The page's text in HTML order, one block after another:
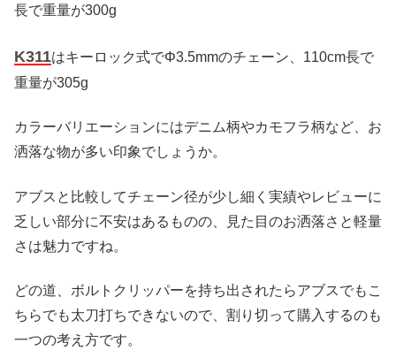
長で重量が300g
K311はキーロック式でΦ3.5mmのチェーン、110cm長で
重量が305g
カラーバリエーションにはデニム柄やカモフラ柄など、お
洒落な物が多い印象でしょうか。
アブスと比較してチェーン径が少し細く実績やレビューに
乏しい部分に不安はあるものの、見た目のお洒落さと軽量
さは魅力ですね。
どの道、ボルトクリッパーを持ち出されたらアブスでもこ
ちらでも太刀打ちできないので、割り切って購入するのも
一つの考え方です。